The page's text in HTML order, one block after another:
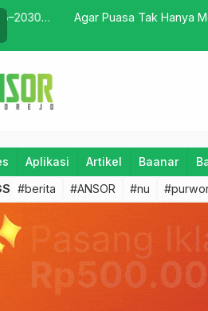
Agar Puasa Tak Hanya
Aplikasi Artikel Baanar
#berita #ANSOR #nu